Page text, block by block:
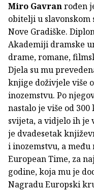
Miro Gavranrođen
obitelji u slavonskom
Nove Gradiške.
Akademiji dramske
drame, romane,
Djela su mu
knjige doživjele više
inozemstvu. Po
nastalo je više od
svijeta, a vidjelo ih
je dvadesetak
i inozemstvu, a
European Time, za
godine, koja mu je
Nagradu Europski